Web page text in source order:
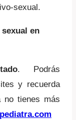
sexual.
en
. Podrás
y recuerda
no tienes más